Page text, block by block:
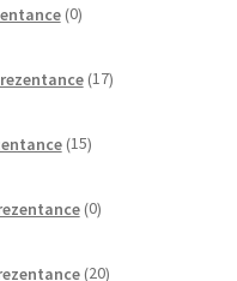
0izdelkov
17izdelkov
15izdelkov
0izdelkov
20